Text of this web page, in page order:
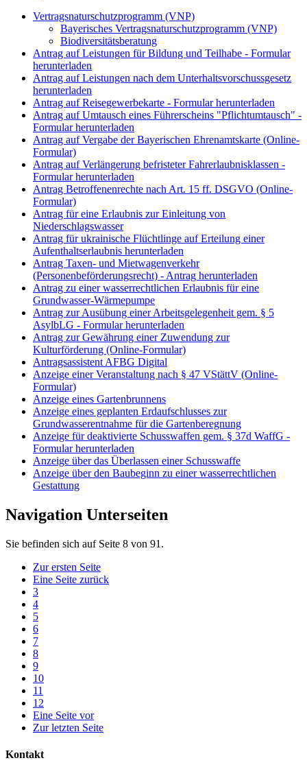
Vertragsnaturschutzprogramm (VNP)
Bayerisches Vertragsnaturschutzprogramm (VNP)
Biodiversitätsberatung
Antrag auf Leistungen für Bildung und Teilhabe - Formular
herunterladen
Antrag auf Leistungen nach dem Unterhaltsvorschussgesetz
herunterladen
Antrag auf Reisegewerbekarte - Formular herunterladen
Antrag auf Umtausch eines Führerscheins "Pflichtumtausch" -
Formular herunterladen
Antrag auf Vergabe der Bayerischen Ehrenamtskarte (Online-
Formular)
Antrag auf Verlängerung befristeter Fahrerlaubnisklassen -
Formular herunterladen
Antrag Betroffenenrechte nach Art. 15 ff. DSGVO (Online-
Formular)
Antrag für eine Erlaubnis zur Einleitung von
Niederschlagswasser
Antrag für ukrainische Flüchtlinge auf Erteilung einer
Aufenthaltserlaubnis herunterladen
Antrag Taxen- und Mietwagenverkehr
(Personenbeförderungsrecht) - Antrag herunterladen
Antrag zu einer wasserrechtlichen Erlaubnis für eine
Grundwasser-Wärmepumpe
Antrag zur Ausübung einer Arbeitsgelegenheit gem. § 5
AsylbLG - Formular herunterladen
Antrag zur Gewährung einer Zuwendung zur
Kulturförderung (Online-Formular)
Antragsassistent AFBG Digital
Anzeige einer Veranstaltung nach § 47 VStättV (Online-
Formular)
Anzeige eines Gartenbrunnens
Anzeige eines geplanten Erdaufschlusses zur
Grundwasserentnahme für die Gartenberegnung
Anzeige für deaktivierte Schusswaffen gem. § 37d WaffG -
Formular herunterladen
Anzeige über das Überlassen einer Schusswaffe
Anzeige über den Baubeginn zu einer wasserrechtlichen
Gestattung
Navigation Unterseiten
Sie befinden sich auf Seite 8 von 91.
Zur ersten Seite
Eine Seite zurück
3
4
5
6
7
8
9
10
11
12
Eine Seite vor
Zur letzten Seite
Kontakt